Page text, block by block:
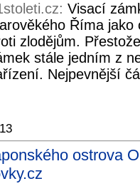
Visací
Říma jako
zlodějům.
stále jedním z
Nejpevnější
ostrova